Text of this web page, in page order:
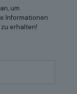
um
Informationen
erhalten!